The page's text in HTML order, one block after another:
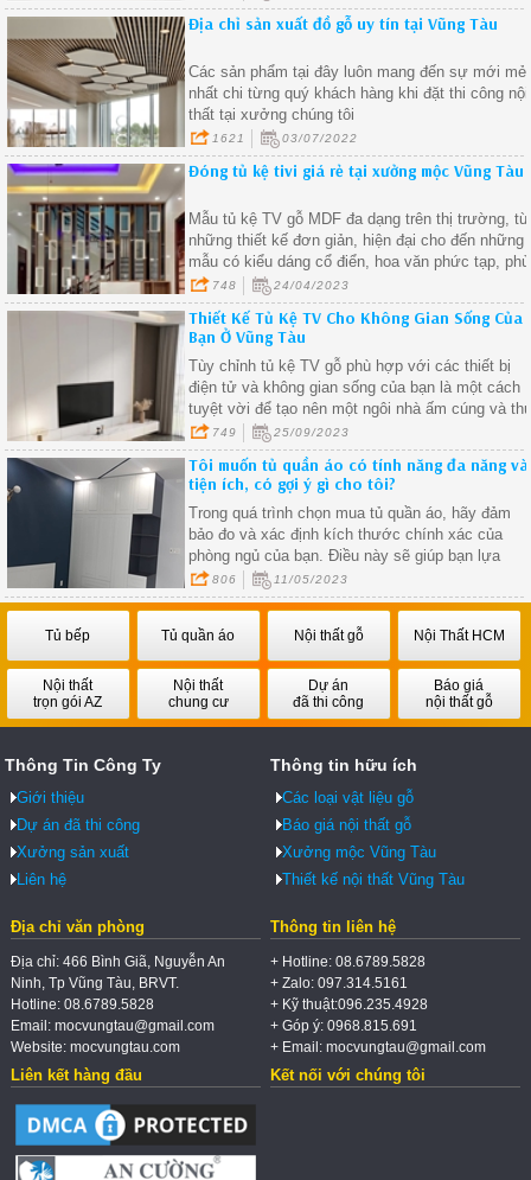
trong việc lưu trữ
Địa chỉ sản xuất đồ gỗ uy tín tại Vũng Tàu
Các sản phẩm tại đây luôn mang đến sự mới mẻ
nhất chi từng quý khách hàng khi đặt thi công nội
thất tại xưởng chúng tôi
1621 03/07/2022
Đóng tủ kệ tivi giá rẻ tại xưởng mộc Vũng Tàu
Mẫu tủ kệ TV gỗ MDF đa dạng trên thị trường, từ
những thiết kế đơn giản, hiện đại cho đến những
mẫu có kiểu dáng cổ điển, hoa văn phức tạp, phù
hợp với mọi phong cách nội thất.
748 24/04/2023
Thiết Kế Tủ Kệ TV Cho Không Gian Sống Của
Bạn Ở Vũng Tàu
Tùy chỉnh tủ kệ TV gỗ phù hợp với các thiết bị
điện tử và không gian sống của bạn là một cách
tuyệt vời để tạo nên một ngôi nhà ấm cúng và
vị. 749 25/09/2023
Tôi muốn tủ quần áo có tính năng đa năng và
tiện ích, có gợi ý gì cho tôi?
Trong quá trình chọn mua tủ quần áo, hãy đảm
bảo đo và xác định kích thước chính xác của
phòng ngủ của bạn. Điều này sẽ giúp bạn lựa
chọn một mẫu tủ phù hợp với không gian hiện
tránh việc mua sai kích thước và lãng phí không
806 11/05/2023
Tủ bếp Tủ quần áo Nội thất gỗ Nội Thất HCM
Nội thất
trọn gói AZ
Nội thất
chung cư
Dự án
đã thi công
Báo giá
nội thất gỗ
Thông Tin Công Ty
Giới thiệu
Dự án đã thi công
Xưởng sản xuất
Liên hệ
Thông tin hữu ích
Các loại vật liệu gỗ
Báo giá nội thất gỗ
Xưởng mộc Vũng Tàu
Thiết kế nội thất Vũng Tàu
Địa chỉ văn phòng
Địa chỉ: 466 Bình Giã, Nguyễn An
Ninh, Tp Vũng Tàu, BRVT.
Hotline: 08.6789.5828
Email: mocvungtau@gmail.com
Website: mocvungtau.com
Thông tin liên hệ
+ Hotline: 08.6789.5828
+ Zalo: 097.314.5161
+ Kỹ thuật:096.235.4928
+ Góp ý: 0968.815.691
+ Email: mocvungtau@gmail.com
Liên kết hàng đầu Kết nối với chúng tôi